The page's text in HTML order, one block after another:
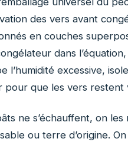
des vers avant
en couches
dans
l’humidité excessive,
pour que les vers restent
ne s’échauffent, on
ou terre d’origine.